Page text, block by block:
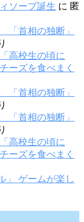
ソープ誕生 に 匿
「首相の独断」
高校生の頃に
ーズを食べまく
「首相の独断」
「首相の独断」
高校生の頃に
ーズを食べまく
」 ゲームが楽し